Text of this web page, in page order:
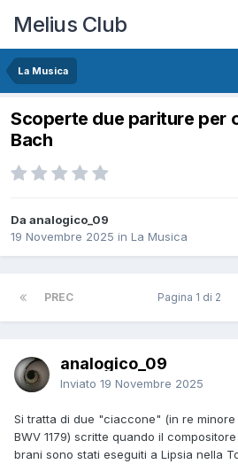
Melius Club
La Musica
Scoperte due pariture per
Bach
Da analogico_09
19 Novembre 2025 in La Musica
PREC Pagina 1 di 2
analogico_09
Inviato 19 Novembre 2025
Si tratta di due "ciaccone" (in re minore
BWV 1179) scritte quando il
brani sono stati eseguiti a Lipsia nella